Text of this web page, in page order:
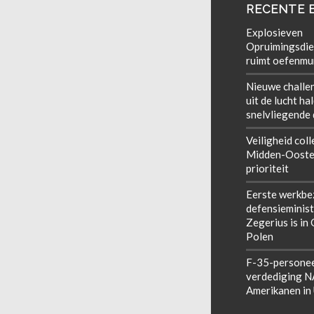
RECENTE
Explosieven
ruimt
Nieuwe
uit de lucht
snelvliegende
Veiligheid
Midden-
prioriteit
Eerste
Zegerius is in
Polen
F-35-
verdediging
Amerikanen in